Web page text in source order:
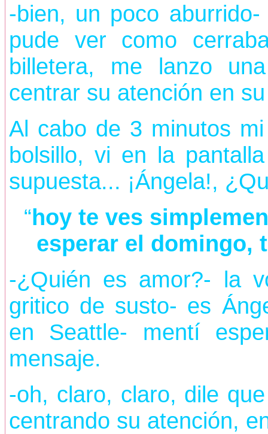
-bien, un poco
pude ver como
billetera, me lanzo
centrar su atención en
Al cabo de 3 minutos
bolsillo, vi en la
supuesta... ¡Ángela!,
“hoy te ves
esperar el domingo,
-¿Quién es amor?- la
gritico de susto- es
en Seattle- mentí
mensaje.
-oh, claro, claro, dile
centrando su atención,